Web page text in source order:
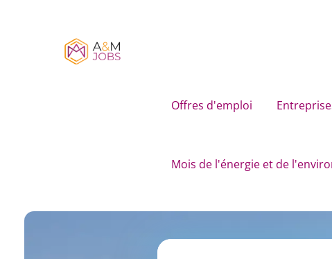
Offres d'emploi
Mois de l'énergie et de
Mots